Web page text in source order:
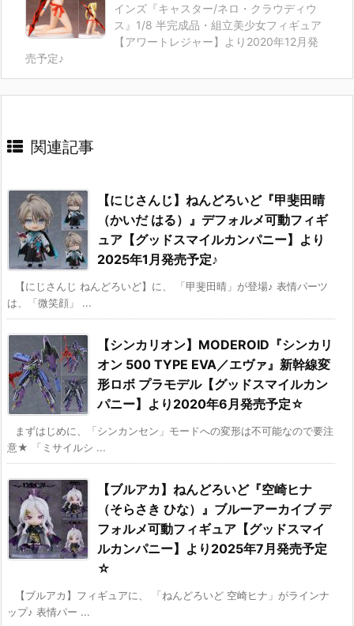
インズ『キャスター/ネロ・クラウディウ
ス』1/8 半完成品・組立美少女フィギュア
【アワートレジャー】より2020年12月発
売予定♪
関連記事
【にじさんじ】ねんどろいど『甲斐田晴
（かいだ はる）』デフォルメ可動フィギ
ュア【グッドスマイルカンパニー】より
2025年1月発売予定♪
【にじさんじ ねんどろいど】に、 「甲斐田晴」が登場♪ 表情パーツ
は、「微笑顔」 ...
【シンカリオン】MODEROID『シンカリ
オン 500 TYPE EVA／エヴァ』新幹線変
形ロボ プラモデル【グッドスマイルカン
パニー】より2020年6月発売予定☆
まずはじめに、「シンカンセン」モードへの変形は不可能なので要注
意★ 「ミサイルシ ...
【ブルアカ】ねんどろいど『空崎ヒナ
（そらさき ひな）』ブルーアーカイブ デ
フォルメ可動フィギュア【グッドスマイ
ルカンパニー】より2025年7月発売予定
☆
【ブルアカ】フィギュアに、 「ねんどろいど 空崎ヒナ」がラインナ
ップ♪ 表情パー ...